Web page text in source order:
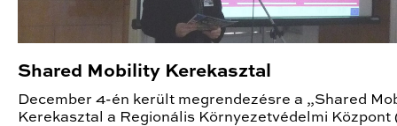
Shared Mobility Kerekasztal
December 4-én került megrendezésre a „Shared
Kerekasztal a Regionális Környezetvédelmi Központ